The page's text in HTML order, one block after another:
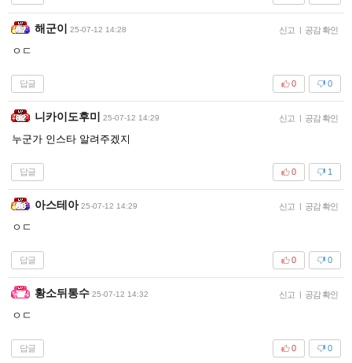
해군이 25-07-12 14:28 신고 | 공감 확인
ㅇㄷ
답글 0
0
니카이도후미 25-07-12 14:29 신고 | 공감 확인
누군가 인스타 알려주겠지
답글 1
0
아스테아 25-07-12 14:29 신고 | 공감 확인
ㅇㄷ
답글 0
0
황소뒤통수 25-07-12 14:32 신고 | 공감 확인
ㅇㄷ
답글 0
0